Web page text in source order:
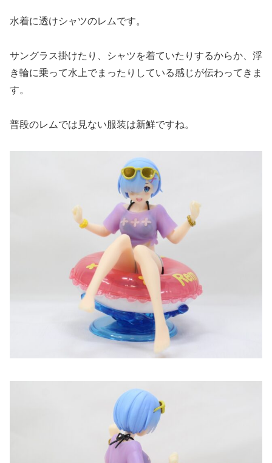
水着に透けシャツのレムです。
サングラス掛けたり、シャツを着ていたりするからか、浮
き輪に乗って水上でまったりしている感じが伝わってきま
す。
普段のレムでは見ない服装は新鮮ですね。